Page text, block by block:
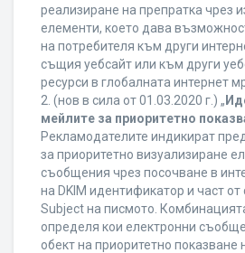
реализиране на препратка чрез
елементи, което дава
на потребителя към други
същия уебсайт или към други
ресурси в глобалната интернет
2. (нов в сила от 01.03.2020 г.) „
мейлите за приоритетно
Рекламодателите индикират
за приоритетно визуализиране
съобщения чрез посочване в
на DKIM идентификатор и част
Subject на писмото.
определя кои електронни
обект на приоритетно показване